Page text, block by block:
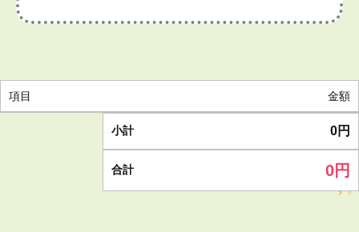
項目 金額
小計 0円
合計 0円
あくまでも参考価格としてご利用下さるよう、お願いいたしま
す。